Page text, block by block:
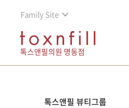
Family Site
톡스앤필의원 명동점
톡스앤필 뷰티그룹